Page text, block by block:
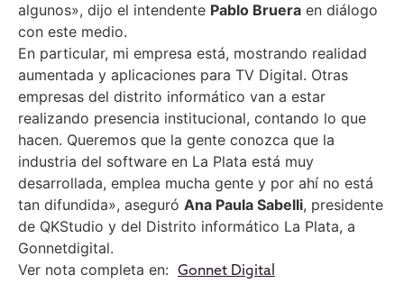
algunos», dijo el intendente Pablo Bruera en diálogo
con este medio.
En particular, mi empresa está, mostrando realidad
aumentada y aplicaciones para TV Digital. Otras
empresas del distrito informático van a estar
realizando presencia institucional, contando lo que
hacen. Queremos que la gente conozca que la
industria del software en La Plata está muy
desarrollada, emplea mucha gente y por ahí no está
tan difundida», aseguró Ana Paula Sabelli, presidente
de QKStudio y del Distrito informático La Plata, a
Gonnetdigital.
Ver nota completa en:
Gonnet Digital